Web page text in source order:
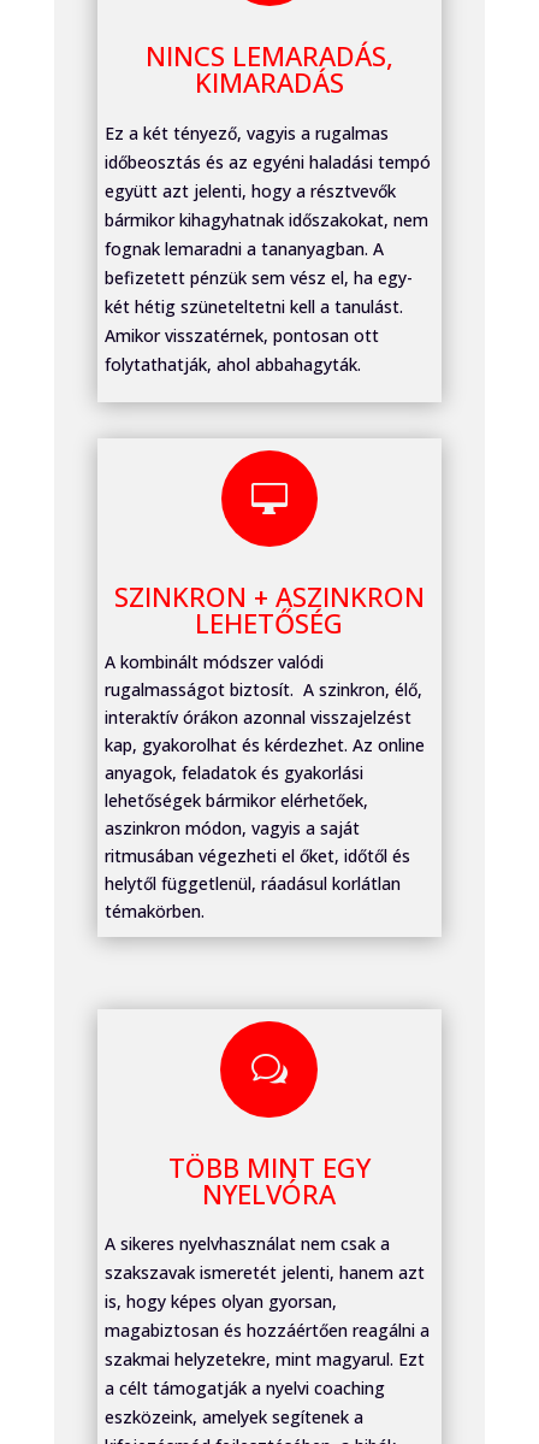
NINCS LEMARADÁS,
KIMARADÁS
Ez a két tényező, vagyis a rugalmas
időbeosztás és az egyéni haladási tempó
együtt azt jelenti, hogy a résztvevők
bármikor kihagyhatnak időszakokat, nem
fognak lemaradni a tananyagban. A
befizetett pénzük sem vész el, ha egy-
két hétig szüneteltetni kell a tanulást.
Amikor visszatérnek, pontosan ott
folytathatják, ahol abbahagyták.

SZINKRON + ASZINKRON
LEHETŐSÉG
A kombinált módszer valódi
rugalmasságot biztosít. A szinkron, élő,
interaktív órákon azonnal visszajelzést
kap, gyakorolhat és kérdezhet. Az online
anyagok, feladatok és gyakorlási
lehetőségek bármikor elérhetőek,
aszinkron módon, vagyis a saját
ritmusában végezheti el őket, időtől és
helytől függetlenül, ráadásul korlátlan
témakörben.
w
TÖBB MINT EGY
NYELVÓRA
A sikeres nyelvhasználat nem csak a
szakszavak ismeretét jelenti, hanem azt
is, hogy képes olyan gyorsan,
magabiztosan és hozzáértően reagálni a
szakmai helyzetekre, mint magyarul. Ezt
a célt támogatják a nyelvi coaching
eszközeink, amelyek segítenek a